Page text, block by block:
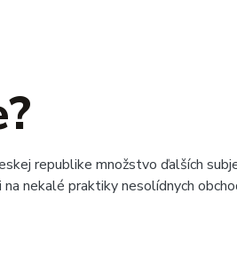
republike množstvo ďalších
nekalé praktiky nesolídnych